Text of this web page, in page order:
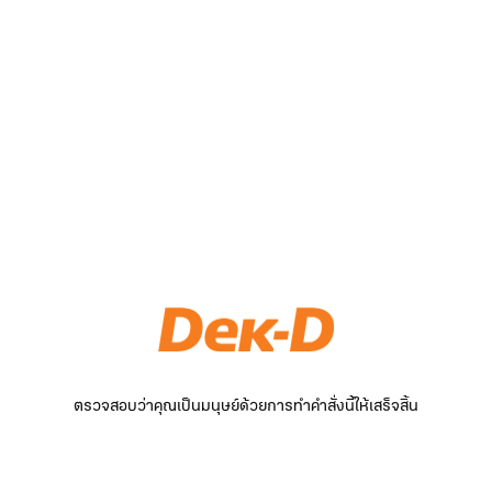
ตรวจสอบว่าคุณเป็นมนุษย์ด้วยการทำคำสั่งนี้ให้เสร็จสิ้น